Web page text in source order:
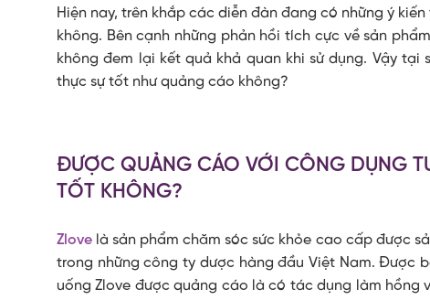
Hiện nay, trên khắp các diễn đàn đang có những ý
không. Bên cạnh những phản hồi tích cực về sản
không đem lại kết quả khả quan khi sử dụng. Vậy
thực sự tốt như quảng cáo không?
ĐƯỢC QUẢNG CÁO VỚI CÔNG DỤNG
TỐT KHÔNG?
Zlove là sản phẩm chăm sóc sức khỏe cao cấp được
trong những công ty dược hàng đầu Việt Nam. Được
uống Zlove được quảng cáo là có tác dụng làm hồng